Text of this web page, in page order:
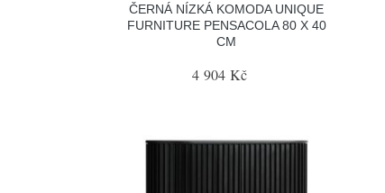
ČERNÁ NÍZKÁ KOMODA UNIQUE
FURNITURE PENSACOLA 80 X 40
CM
4 904 Kč